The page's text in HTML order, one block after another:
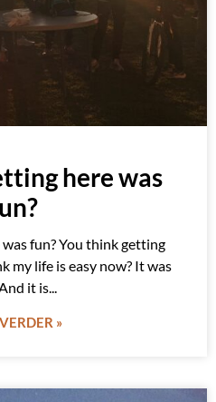
here was
fun? You think getting
my life is easy now? It was
it is
»